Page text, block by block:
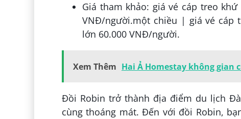
Giá tham khảo: giá vé cáp treo
VNĐ/người.một chiều | giá vé cáp
lớn 60.000 VNĐ/người.
Xem Thêm Hai Ả Homestay không
Đồi Robin trở thành địa điểm du lịch
cùng thoáng mát. Đến với đồi Robin,